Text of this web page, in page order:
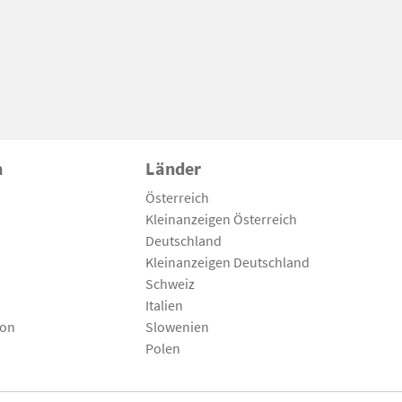
Länder
Österreich
Kleinanzeigen Österreich
Deutschland
Kleinanzeigen Deutschland
Schweiz
Italien
Slowenien
Polen